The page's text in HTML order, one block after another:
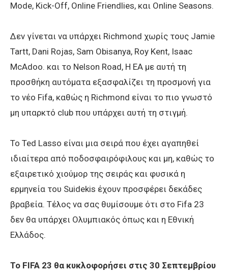
Mode, Kick-Off, Online Friendlies, και Online Seasons.
Δεν γίνεται να υπάρχει Richmond χωρίς τους Jamie
Tartt, Dani Rojas, Sam Obisanya, Roy Kent, Isaac
McAdoo. και το Νelson Road, Η ΕΑ με αυτή τη
προσθήκη αυτόματα εξασφαλίζει τη προσμονή για
το νέο Fifa, καθώς η Richmond είναι το πιο γνωστό
μη υπαρκτό club που υπάρχει αυτή τη στιγμή.
Το Ted Lasso είναι μια σειρά που έχει αγαπηθεί
ιδιαίτερα από ποδοσφαιρόφιλους και μη, καθώς το
εξαιρετικό χιούμορ της σειράς και φυσικά η
ερμηνεία του Suidekis έχουν προσφέρει δεκάδες
βραβεία. Τέλος να σας θυμίσουμε ότι στο Fifa 23
δεν θα υπάρχει Ολυμπιακός όπως και η Εθνική
Ελλάδος.
Το FIFA 23 θα κυκλοφορήσει στις 30 Σεπτεμβρίου